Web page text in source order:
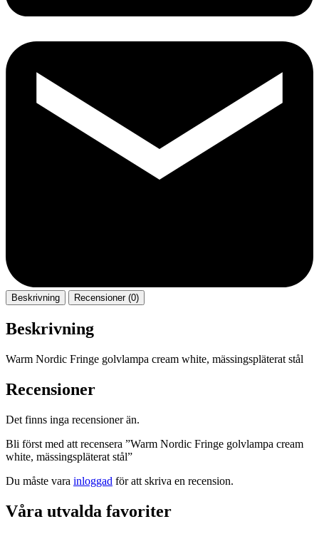
Beskrivning Recensioner (0)
Beskrivning
Warm Nordic Fringe golvlampa cream white, mässingspläterat stål
Recensioner
Det finns inga recensioner än.
Bli först med att recensera ”Warm Nordic Fringe golvlampa cream
white, mässingspläterat stål”
Du måste vara inloggad för att skriva en recension.
Våra utvalda favoriter